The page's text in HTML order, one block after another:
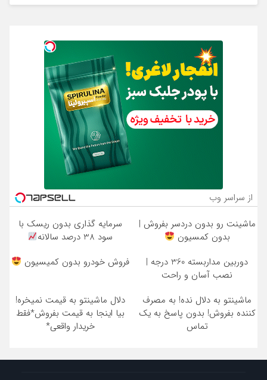
از سراسر وب
ماشینت رو بدون دردسر بفروش |
بدون کمسیون
سرمایه گذاری بدون ریسک با
سود 38 درصد سالانه
دوربین مداربسته 360 درجه |
نصب آسان و راحت
فروش خودرو بدون کمیسیون
ماشینتو به دلال نده! به مصرف
کننده بفروش! بدون پاسخ به یک
تماس
دلال ماشینتو به قیمت نمیخره!
بیا اینجا به قیمت بفروش*فقط
خریدار واقعی*